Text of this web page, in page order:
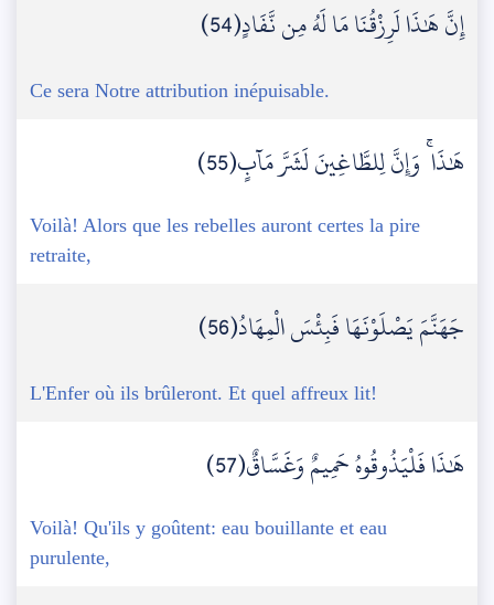
إِنَّ هَٰذَا لَرِزْقُنَا مَا لَهُ مِن نَّفَادٍ(54)
Ce sera Notre attribution inépuisable.
هَٰذَا ۚ وَإِنَّ لِلطَّاغِينَ لَشَرَّ مَآبٍ(55)
Voilà! Alors que les rebelles auront certes la pire
retraite,
جَهَنَّمَ يَصْلَوْنَهَا فَبِئْسَ الْمِهَادُ(56)
L'Enfer où ils brûleront. Et quel affreux lit!
هَٰذَا فَلْيَذُوقُوهُ حَمِيمٌ وَغَسَّاقٌ(57)
Voilà! Qu'ils y goûtent: eau bouillante et eau
purulente,